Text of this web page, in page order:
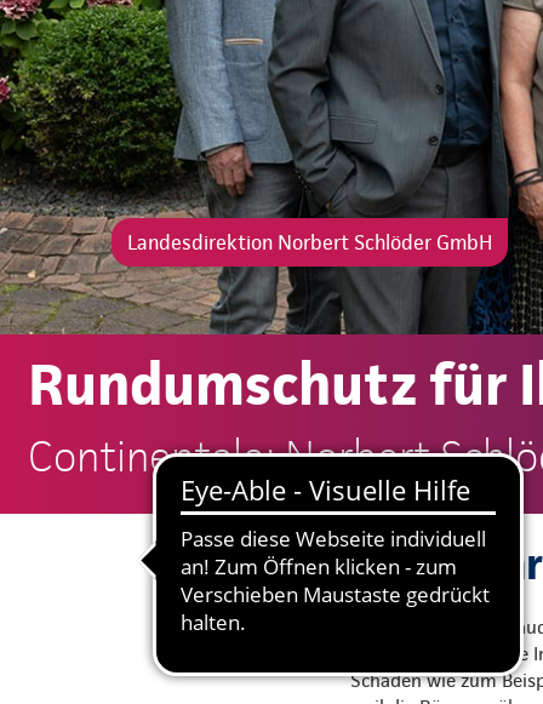
Landesdirektion Norbert Schlöder GmbH
Rundumschutz für
Continentale: Norbert
Weil in
In Ihrem
Deshalb gilt es,
Schäden wie zum